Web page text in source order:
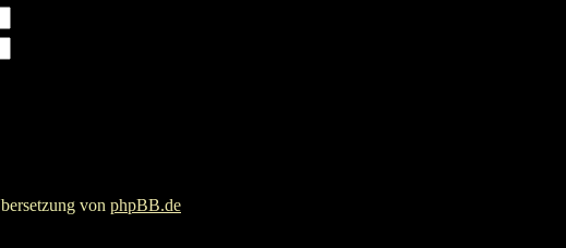
von phpBB.de